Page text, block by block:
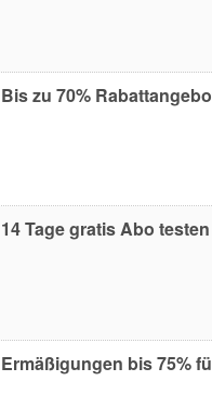
Bis zu 70%
14 Tage gratis Abo testen
Ermäßigungen bis 75%